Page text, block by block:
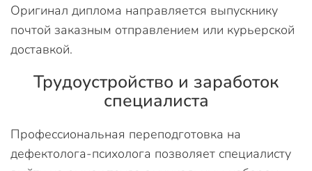
Оригинал диплома направляется выпускнику
почтой заказным отправлением или курьерской
доставкой.
Трудоустройство и заработок
специалиста
Профессиональная переподготовка на
дефектолога-психолога позволяет специалисту